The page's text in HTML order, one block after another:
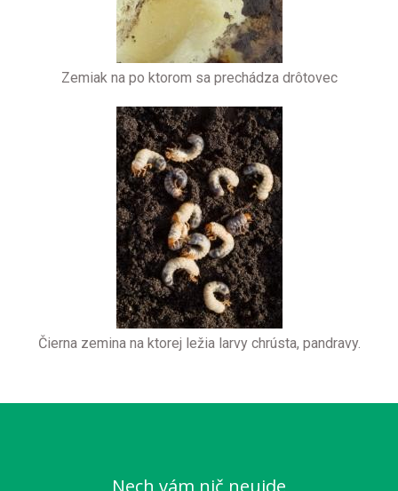
Zemiak na po ktorom sa prechádza drôtovec
Čierna zemina na ktorej ležia larvy chrústa, pandravy.
Nech vám nič neujde